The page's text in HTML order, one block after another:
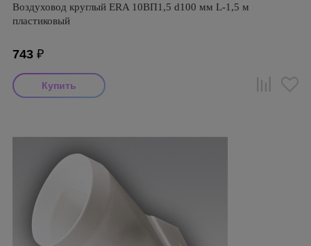
Воздуховод круглый ERA 10ВП1,5 d100 мм L-1,5 м
пластиковый
743 ₽